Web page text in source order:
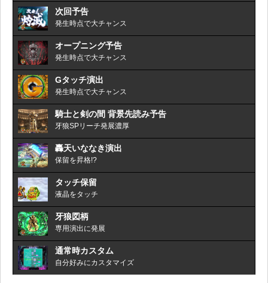
次回予告
発生時点で大チャンス
オープニング予告
発生時点で大チャンス
Gタッチ演出
発生時点で大チャンス
騎士と剣の間 背景先読み予告
牙狼SPリーチ発展濃厚
轟天いななき演出
保留を昇格!?
タッチ保留
液晶をタッチ
牙狼図柄
専用演出に発展
通常時カスタム
自分好みにカスタマイズ